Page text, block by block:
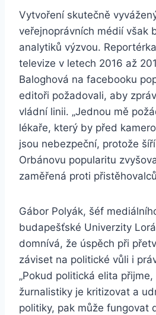
Vytvoření skutečně
veřejnoprávních médií však
analytiků výzvou.
televize v letech 2016 až
Baloghová na facebooku
editoři požadovali, aby
vládní linii. „Jednou mě
lékaře, který by před
jsou nebezpeční, protože
Orbánovu popularitu
zaměřená proti
Gábor Polyák, šéf
budapešťské Univerzity
domnívá, že úspěch při
záviset na politické vůli i
„Pokud politická elita
žurnalistiky je kritizovat a
politiky, pak může fungovat